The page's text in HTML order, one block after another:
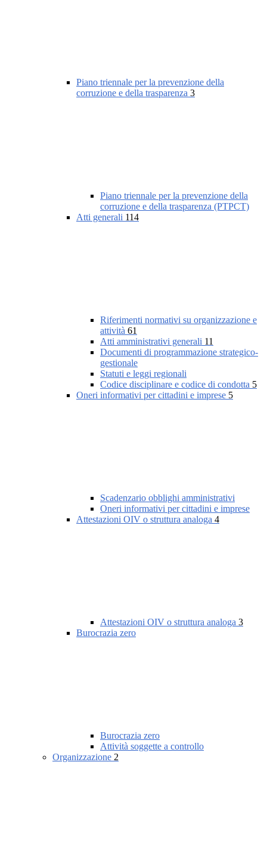
Piano triennale per la prevenzione della
corruzione e della trasparenza 3
Piano triennale per la prevenzione della
corruzione e della trasparenza (PTPCT)
Atti generali 114
Riferimenti normativi su organizzazione e
attività 61
Atti amministrativi generali 11
Documenti di programmazione strategico-
gestionale
Statuti e leggi regionali
Codice disciplinare e codice di condotta 5
Oneri informativi per cittadini e imprese 5
Scadenzario obblighi amministrativi
Oneri informativi per cittadini e imprese
Attestazioni OIV o struttura analoga 4
Attestazioni OIV o struttura analoga 3
Burocrazia zero
Burocrazia zero
Attività soggette a controllo
Organizzazione 2